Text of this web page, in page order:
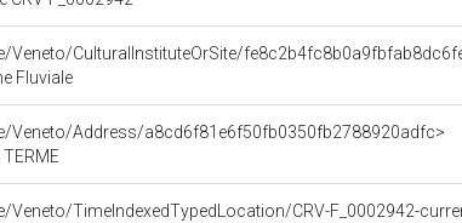
CulturalInstituteOrSite/
Fluviale
Address/a8cd6f81e6f50fb0350fb2788920adfc>
TERME
TimeIndexedTypedLocation/CRV-F_0002942-